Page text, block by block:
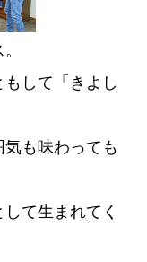
して「きよし
も味わっても
て生まれてく